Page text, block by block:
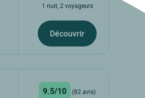
1 nuit, 2 voyageurs
Découvrir
9.5/10 (82 avis)